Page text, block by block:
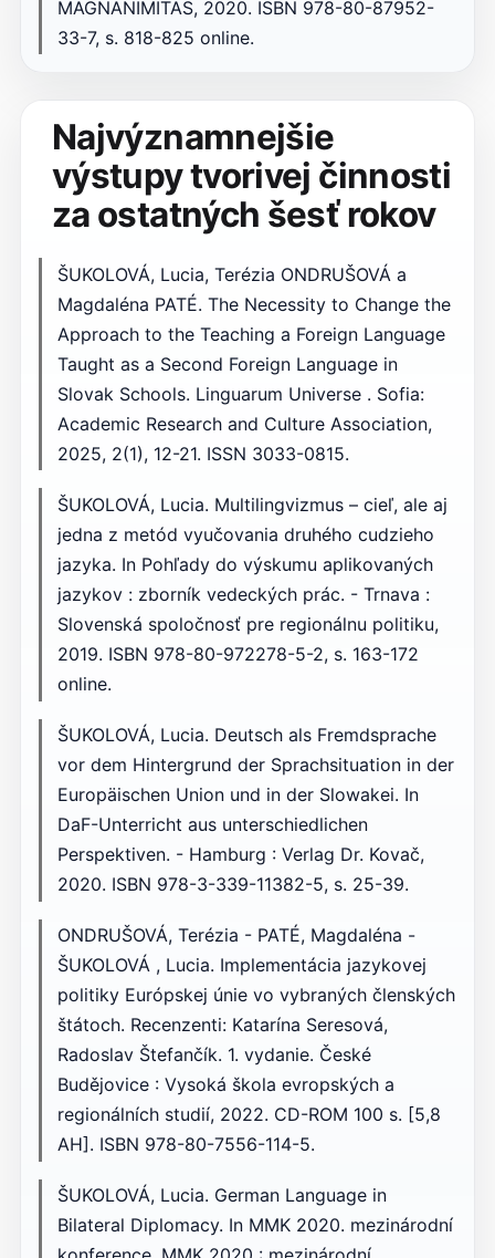
MAGNANIMITAS, 2020. ISBN 978-80-87952-
33-7, s. 818-825 online.
Najvýznamnejšie
výstupy tvorivej činnosti
za ostatných šesť rokov
ŠUKOLOVÁ, Lucia, Terézia ONDRUŠOVÁ a
Magdaléna PATÉ. The Necessity to Change the
Approach to the Teaching a Foreign Language
Taught as a Second Foreign Language in
Slovak Schools. Linguarum Universe . Sofia:
Academic Research and Culture Association,
2025, 2(1), 12-21. ISSN 3033-0815.
ŠUKOLOVÁ, Lucia. Multilingvizmus – cieľ, ale aj
jedna z metód vyučovania druhého cudzieho
jazyka. In Pohľady do výskumu aplikovaných
jazykov : zborník vedeckých prác. - Trnava :
Slovenská spoločnosť pre regionálnu politiku,
2019. ISBN 978-80-972278-5-2, s. 163-172
online.
ŠUKOLOVÁ, Lucia. Deutsch als Fremdsprache
vor dem Hintergrund der Sprachsituation in der
Europäischen Union und in der Slowakei. In
DaF-Unterricht aus unterschiedlichen
Perspektiven. - Hamburg : Verlag Dr. Kovač,
2020. ISBN 978-3-339-11382-5, s. 25-39.
ONDRUŠOVÁ, Terézia - PATÉ, Magdaléna -
ŠUKOLOVÁ , Lucia. Implementácia jazykovej
politiky Európskej únie vo vybraných členských
štátoch. Recenzenti: Katarína Seresová,
Radoslav Štefančík. 1. vydanie. České
Budějovice : Vysoká škola evropských a
regionálních studií, 2022. CD-ROM 100 s. [5,8
AH]. ISBN 978-80-7556-114-5.
ŠUKOLOVÁ, Lucia. German Language in
Bilateral Diplomacy. In MMK 2020. mezinárodní